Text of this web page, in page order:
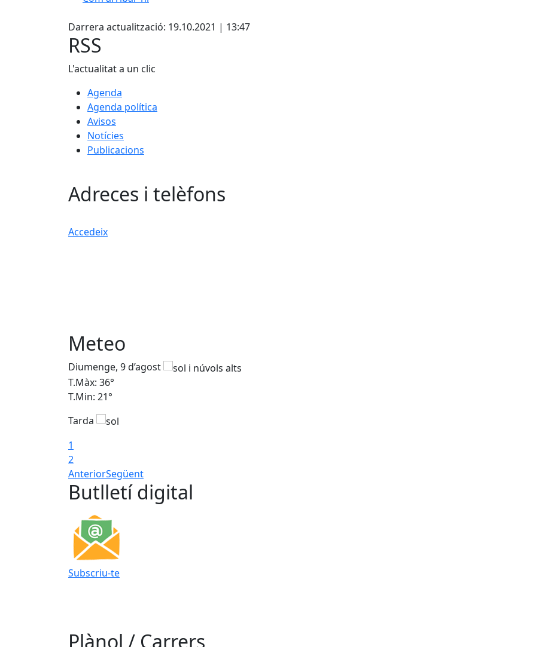
+
−
Darrera actualització: 19.10.2021 | 13:47
RSS
L'actualitat a un clic
Agenda
Agenda política
Avisos
Notícies
Publicacions
Adreces i telèfons
Accedeix
Meteo
Diumenge, 9 d’agost
T.Màx: 36°
T.Min: 21°
Tarda
1
2
AnteriorSegüent
Butlletí digital
Subscriu-te
Plànol / Carrers